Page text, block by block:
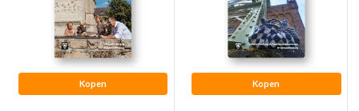
Kopen Kopen